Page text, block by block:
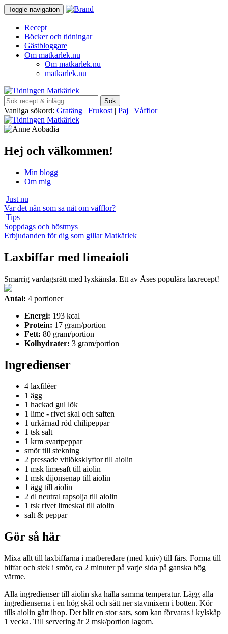
Toggle navigation
Recept
Böcker och tidningar
Gästbloggare
Om matkarlek.nu
Om matkarlek.nu
matkarlek.nu
Vanliga sökord: Gratäng | Frukost | Paj | Våfflor
Hej och välkommen!
Min blogg
Om mig
Just nu
Var det nån som sa nåt om våfflor?
Tips
Soppdags och höstmys
Erbjudanden för dig som gillar Matkärlek
Laxbiffar med limeaioli
Smarrig vardagsrätt med lyxkänsla. Ett av Åses populära laxrecept!
Antal: 4 portioner
Energi: 193 kcal
Protein: 17 gram/portion
Fett: 80 gram/portion
Kolhydrater: 3 gram/portion
Ingredienser
4 laxfiléer
1 ägg
1 hackad gul lök
1 lime - rivet skal och saften
1 urkärnad röd chilipeppar
1 tsk salt
1 krm svartpeppar
smör till stekning
2 pressade vitlöksklyftor till aiolin
1 msk limesaft till aiolin
1 msk dijonsenap till aiolin
1 ägg till aiolin
2 dl neutral rapsolja till aiolin
1 tsk rivet limeskal till aiolin
salt & peppar
Gör så här
Mixa allt till laxbiffarna i matberedare (med kniv) till färs. Forma till
biffar och stek i smör, ca 2 minuter på varje sida på ganska hög
värme.
Alla ingredienser till aiolin ska hålla samma temperatur. Lägg alla
ingredienserna i en hög skål och sätt ner stavmixern i botten. Kör
tills aiolin gått ihop. Det blir en stor sats, som kan förvaras i kylskåp
1 vecka. Till servering är 2 msk/portion lagom.